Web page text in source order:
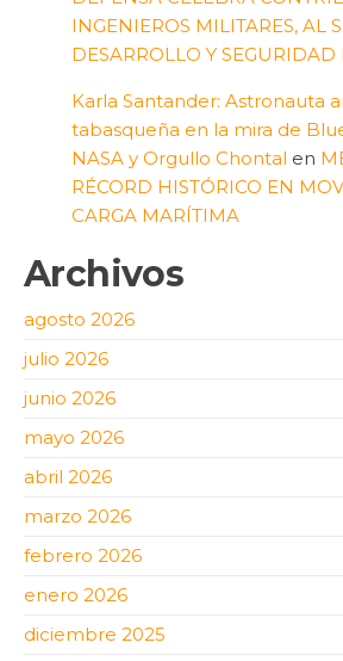
INGENIEROS MILITARES, AL
DESARROLLO Y
Karla Santander: Astronauta
tabasqueña en la mira de
NASA y Orgullo Chontal en
RÉCORD HISTÓRICO EN
CARGA MARÍTIMA
Archivos
agosto 2026
julio 2026
junio 2026
mayo 2026
abril 2026
marzo 2026
febrero 2026
enero 2026
diciembre 2025